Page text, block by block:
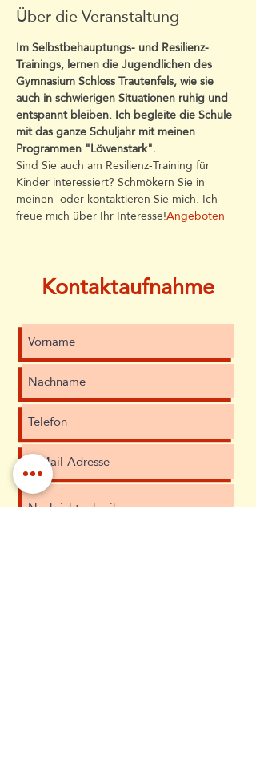
Über die Veranstaltung
Im Selbstbehauptungs- und Resilienz-
Trainings, lernen die Jugendlichen des
Gymnasium Schloss Trautenfels, wie sie
auch in schwierigen Situationen ruhig und
entspannt bleiben. Ich begleite die Schule
mit das ganze Schuljahr mit meinen
Programmen "Löwenstark".
Sind Sie auch am Resilienz-Training für
Kinder interessiert? Schmökern Sie in
meinen oder kontaktieren Sie mich. Ich
freue mich über Ihr Interesse!Angeboten
Kontaktaufnahme